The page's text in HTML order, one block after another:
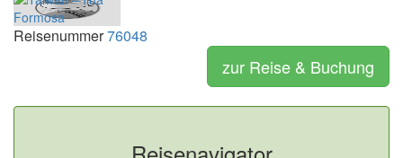
Reisenummer76048
zur Reise & Buchung